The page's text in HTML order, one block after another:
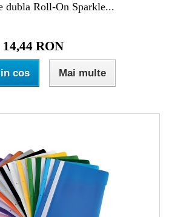
dubla Roll-On Sparkle...
14,44 RON
cos Mai multe